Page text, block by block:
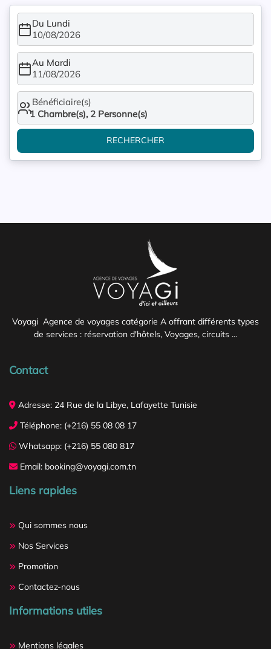
Du Lundi
10/08/2026
Au Mardi
11/08/2026
Bénéficiaire(s)
1 Chambre(s), 2 Personne(s)
RECHERCHER
Voyagi Agence de voyages catégorie A offrant différents types
de services : réservation d'hôtels, Voyages, circuits ...
Contact
Adresse: 24 Rue de la Libye, Lafayette Tunisie
Téléphone: (+216) 55 08 08 17
Whatsapp: (+216) 55 080 817
Email: booking@voyagi.com.tn
Liens rapides
Qui sommes nous
Nos Services
Promotion
Contactez-nous
Informations utiles
Mentions légales